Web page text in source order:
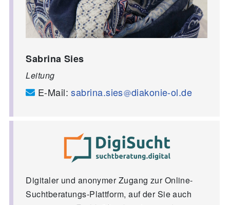
Sabrina Sies
Leitung
E-Mail:sabrina.sies diakonie-ol.de
Digitaler und anonymer Zugang zur Online-
Suchtberatungs-Plattform, auf der Sie auch